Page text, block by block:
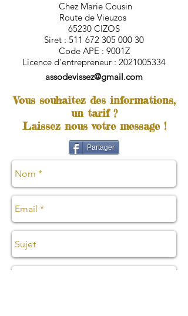
Chez Marie Cousin
Route de Vieuzos
65230 CIZOS
Siret : 511 672 305 000 30
Code APE : 9001Z
Licence d'entrepreneur : 2021005334
assodevissez@gmail.com
Vous souhaitez des informations,
un tarif ?
Laissez nous votre message !
Partager